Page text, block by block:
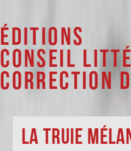
Éditions
Conseil
Correction
La Truie